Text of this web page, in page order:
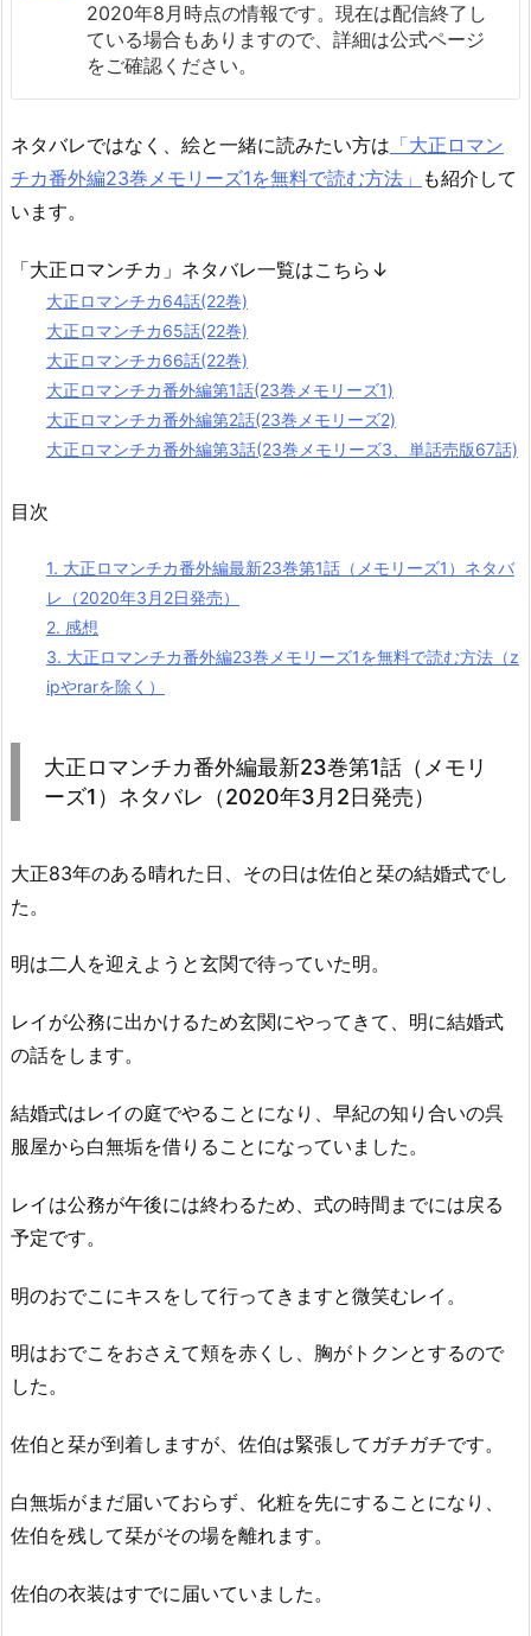
2020年8月時点の情報です。現在は配信終了し
ている場合もありますので、詳細は公式ページ
をご確認ください。
ネタバレではなく、絵と一緒に読みたい方は 「大正ロマン
チカ番外編23巻メモリーズ1を無料で読む方法」 も紹介して
います。
「大正ロマンチカ」ネタバレ一覧はこちら↓
大正ロマンチカ64話(22巻)
大正ロマンチカ65話(22巻)
大正ロマンチカ66話(22巻)
大正ロマンチカ番外編第1話(23巻メモリーズ1)
大正ロマンチカ番外編第2話(23巻メモリーズ2)
大正ロマンチカ番外編第3話(23巻メモリーズ3、単話売版67話)
目次
1. 大正ロマンチカ番外編最新23巻第1話（メモリーズ1）ネタバ
レ（2020年3月2日発売）
2. 感想
3. 大正ロマンチカ番外編23巻メモリーズ1を無料で読む方法（z
ipやrarを除く）
大正ロマンチカ番外編最新23巻第1話（メモリ
ーズ1）ネタバレ（2020年3月2日発売）
大正83年のある晴れた日、その日は佐伯と栞の結婚式でし
た。
明は二人を迎えようと玄関で待っていた明。
レイが公務に出かけるため玄関にやってきて、明に結婚式
の話をします。
結婚式はレイの庭でやることになり、早紀の知り合いの呉
服屋から白無垢を借りることになっていました。
レイは公務が午後には終わるため、式の時間までには戻る
予定です。
明のおでこにキスをして行ってきますと微笑むレイ。
明はおでこをおさえて頬を赤くし、胸がトクンとするので
した。
佐伯と栞が到着しますが、佐伯は緊張してガチガチです。
白無垢がまだ届いておらず、化粧を先にすることになり、
佐伯を残して栞がその場を離れます。
佐伯の衣装はすでに届いていました。